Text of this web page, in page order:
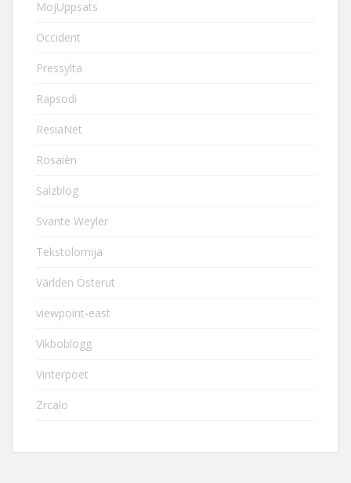
MojUppsats
Occident
Pressylta
Rapsodi
ResiaNet
Rosaièn
Salzblog
Svante Weyler
Tekstolomija
Världen Österut
viewpoint-east
Vikboblogg
Vinterpoet
Zrcalo